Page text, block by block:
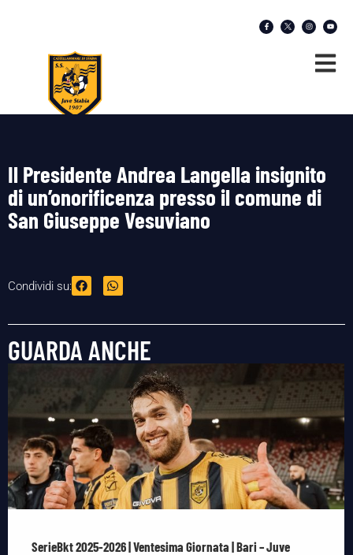
Il Presidente Andrea Langella insignito
di un’onorificenza presso il comune di
San Giuseppe Vesuviano
Condividi su:
GUARDA ANCHE
SerieBkt 2025-2026 | Ventesima Giornata | Bari – Juve